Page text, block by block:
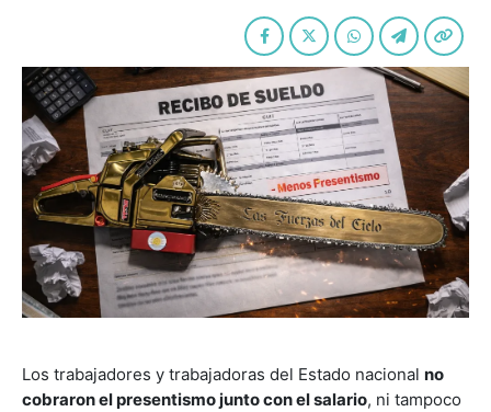
Los trabajadores y trabajadoras del Estado nacional no
cobraron el presentismo junto con el salario, ni tampoco